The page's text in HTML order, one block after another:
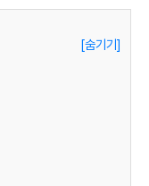
[숨기기]